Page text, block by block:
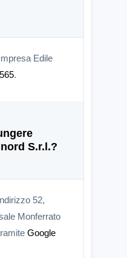
Edile
.
S.r.l.?
52,
Monferrato
Google